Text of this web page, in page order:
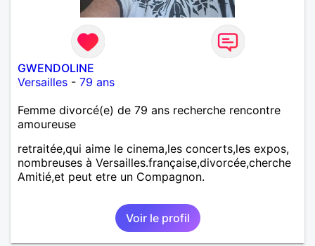
GWENDOLINE
Versailles - 79 ans
Femme divorcé(e) de 79 ans recherche rencontre
amoureuse
retraitée,qui aime le cinema,les concerts,les expos,
nombreuses à Versailles.française,divorcée,cherche
Amitié,et peut etre un Compagnon.
Voir le profil